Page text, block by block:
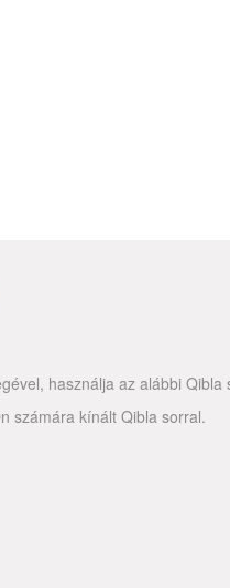
használja az alábbi Qibla
számára kínált Qibla sorral.